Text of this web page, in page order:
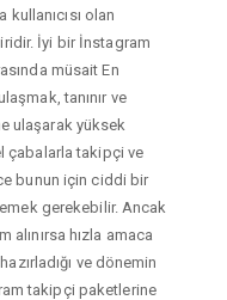
olan
İyi bir İnstagram
müsait En
tanınır ve
ulaşarak yüksek
çabalarla takipçi ve
bunun için ciddi bir
gerekebilir. Ancak
alınırsa hızla amaca
ve dönemin
takipçi paketlerine